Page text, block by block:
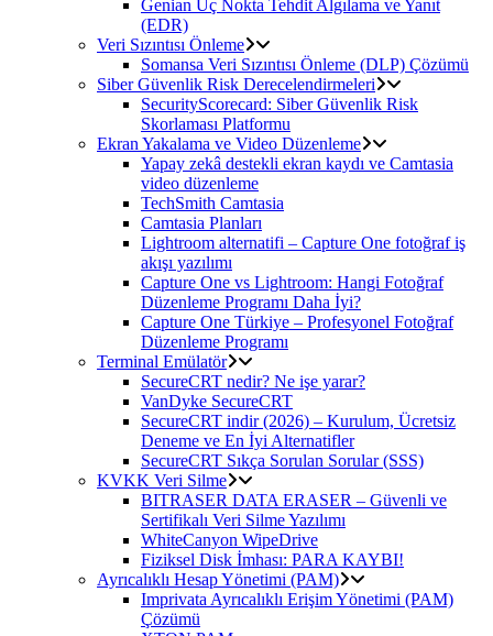
Genian Uç Nokta Tehdit Algılama ve Yanıt
(EDR)
Veri Sızıntısı Önleme
Somansa Veri Sızıntısı Önleme (DLP) Çözümü
Siber Güvenlik Risk Derecelendirmeleri
SecurityScorecard: Siber Güvenlik Risk
Skorlaması Platformu
Ekran Yakalama ve Video Düzenleme
Yapay zekâ destekli ekran kaydı ve Camtasia
video düzenleme
TechSmith Camtasia
Camtasia Planları
Lightroom alternatifi – Capture One fotoğraf iş
akışı yazılımı
Capture One vs Lightroom: Hangi Fotoğraf
Düzenleme Programı Daha İyi?
Capture One Türkiye – Profesyonel Fotoğraf
Düzenleme Programı
Terminal Emülatör
SecureCRT nedir? Ne işe yarar?
VanDyke SecureCRT
SecureCRT indir (2026) – Kurulum, Ücretsiz
Deneme ve En İyi Alternatifler
SecureCRT Sıkça Sorulan Sorular (SSS)
KVKK Veri Silme
BITRASER DATA ERASER – Güvenli ve
Sertifikalı Veri Silme Yazılımı
WhiteCanyon WipeDrive
Fiziksel Disk İmhası: PARA KAYBI!
Ayrıcalıklı Hesap Yönetimi (PAM)
Imprivata Ayrıcalıklı Erişim Yönetimi (PAM)
Çözümü